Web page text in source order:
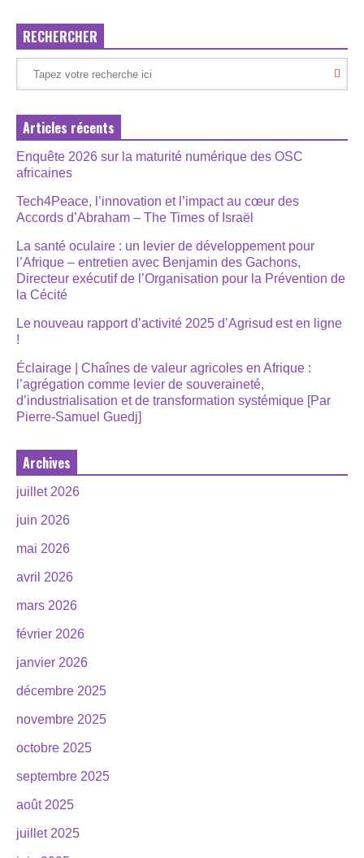
RECHERCHER
Articles récents
Enquête 2026 sur la maturité numérique des OSC
africaines
Tech4Peace, l’innovation et l’impact au cœur des
Accords d’Abraham – The Times of Israël
La santé oculaire : un levier de développement pour
l’Afrique – entretien avec Benjamin des Gachons,
Directeur exécutif de l’Organisation pour la Prévention de
la Cécité
Le nouveau rapport d’activité 2025 d’Agrisud est en ligne
!
Éclairage | Chaînes de valeur agricoles en Afrique :
l’agrégation comme levier de souveraineté,
d’industrialisation et de transformation systémique [Par
Pierre-Samuel Guedj]
Archives
juillet 2026
juin 2026
mai 2026
avril 2026
mars 2026
février 2026
janvier 2026
décembre 2025
novembre 2025
octobre 2025
septembre 2025
août 2025
juillet 2025